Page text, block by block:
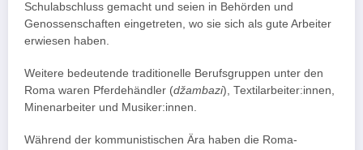
Schulabschluss gemacht und seien in Behörden und
Genossenschaften eingetreten, wo sie sich als gute Arbeiter
erwiesen haben.
Weitere bedeutende traditionelle Berufsgruppen unter den
Roma waren Pferdehändler (džambazi), Textilarbeiter:innen,
Minenarbeiter und Musiker:innen.
Während der kommunistischen Ära haben die Roma-